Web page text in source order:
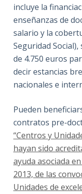
incluye la
enseñanzas de
salario y la
Seguridad
de 4.750 euros
decir estancias
nacionales e
Pueden
contratos pre-
“Centros y
hayan sido
ayuda asociada
2013, de las
Unidades de